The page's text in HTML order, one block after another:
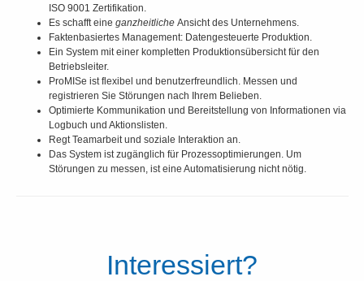
ISO 9001 Zertifikation.
Es schafft eine ganzheitliche Ansicht des Unternehmens.
Faktenbasiertes Management: Datengesteuerte Produktion.
Ein System mit einer kompletten Produktionsübersicht für den
Betriebsleiter.
ProMISe ist flexibel und benutzerfreundlich. Messen und
registrieren Sie Störungen nach Ihrem Belieben.
Optimierte Kommunikation und Bereitstellung von Informationen via
Logbuch und Aktionslisten.
Regt Teamarbeit und soziale Interaktion an.
Das System ist zugänglich für Prozessoptimierungen. Um
Störungen zu messen, ist eine Automatisierung nicht nötig.
Interessiert?